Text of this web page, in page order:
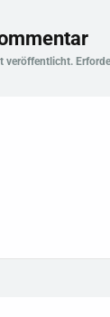
veröffentlicht.